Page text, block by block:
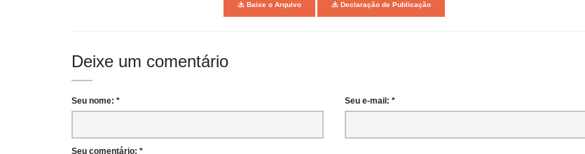
Baixe o Arquivo Declaração de Publicação
Deixe um comentário
Seu nome: * Seu e-mail: *
Seu comentário: *